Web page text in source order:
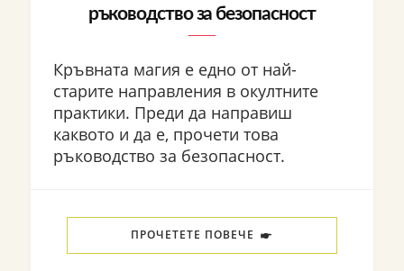
ръководство за безопасност
Кръвната магия е едно от най-
старите направления в окултните
практики. Преди да направиш
каквото и да е, прочети това
ръководство за безопасност.
ПРОЧЕТЕТЕ ПОВЕЧЕ